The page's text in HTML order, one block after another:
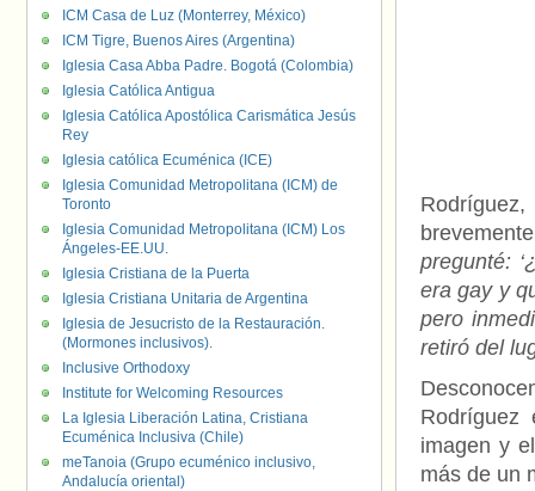
pregunté:
era gay y
pero
retiró del
imagen y
más de un
ICM Casa de Luz (Monterrey, México)
ICM Tigre, Buenos Aires (Argentina)
Iglesia Casa Abba Padre. Bogotá (Colombia)
Iglesia Católica Antigua
Iglesia Católica Apostólica Carismática Jesús
Rey
Iglesia católica Ecuménica (ICE)
Iglesia Comunidad Metropolitana (ICM) de
Toronto
Iglesia Comunidad Metropolitana (ICM) Los
Ángeles-EE.UU.
Iglesia Cristiana de la Puerta
Iglesia Cristiana Unitaria de Argentina
Iglesia de Jesucristo de la Restauración.
(Mormones inclusivos).
Inclusive Orthodoxy
Institute for Welcoming Resources
La Iglesia Liberación Latina, Cristiana
Ecuménica Inclusiva (Chile)
meTanoia (Grupo ecuménico inclusivo,
Andalucía oriental)